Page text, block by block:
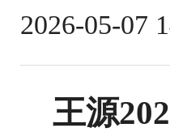
2026-05-07
王源